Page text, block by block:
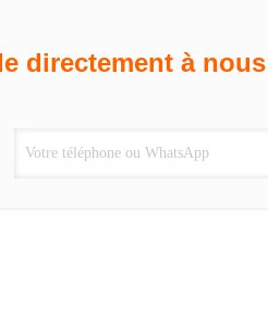
directement à nous